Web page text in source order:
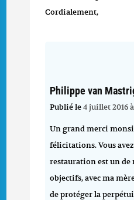
Cordialement,
Philippe van
Publié le4 juillet 2016
Un grand merci
félicitations. Vous
restauration est un de
objectifs, avec ma
de protéger la